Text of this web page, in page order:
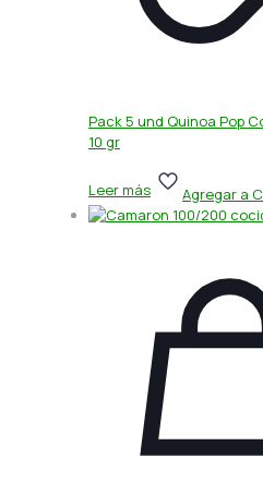
Pack 5 und Quinoa Pop
10 gr
Leer más Agregar a